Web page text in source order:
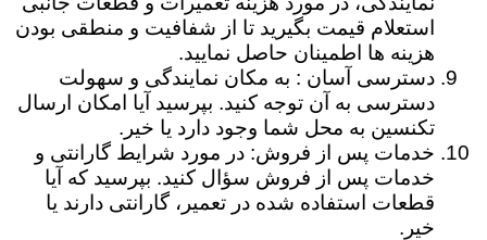
استعلام قیمت بگیرید تا از شفافیت و منطقی بودن
هزینه ها اطمینان حاصل نمایید.
دسترسی آسان : به مکان نمایندگی و سهولت
دسترسی به آن توجه کنید. بپرسید آیا امکان ارسال
تکنسین به محل شما وجود دارد یا خیر.
خدمات پس از فروش: در مورد شرایط گارانتی و
خدمات پس از فروش سؤال کنید. بپرسید که آیا
قطعات استفاده شده در تعمیر، گارانتی دارند یا
خیر.